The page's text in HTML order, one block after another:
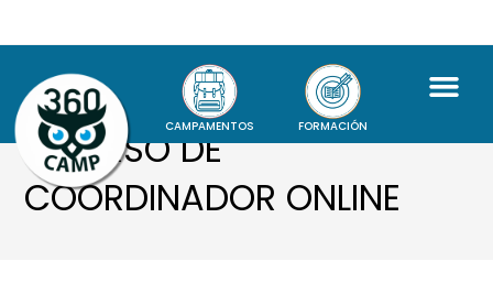
CAMPAMENTOS FORMACIÓN
? CURSO DE
COORDINADOR ONLINE